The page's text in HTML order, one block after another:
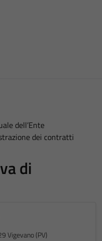
dell’Ente
dei contratti
di
Vigevano (PV)